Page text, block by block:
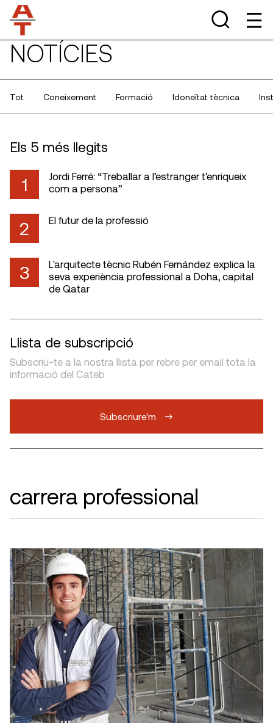
NOTÍCIES
Tot Coneixement Formació Idoneïtat tècnica
Els 5 més llegits
1
Jordi Ferré: “Treballar a l’estranger t’enriqueix
com a persona”
2 El futur de la professió
3
L'arquitecte tècnic Rubén Fernández explica la
seva experiència professional a Doha, capital
de Qatar
Llista de subscripció
Subscriu-te a la nostra llista per rebre per email tota la
informació del Cateb
Subscriure'm
carrera professional